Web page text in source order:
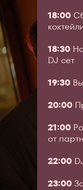
18:00
18:30
DJ сет
19:30
20:00
21:00
от
22:00
23:00